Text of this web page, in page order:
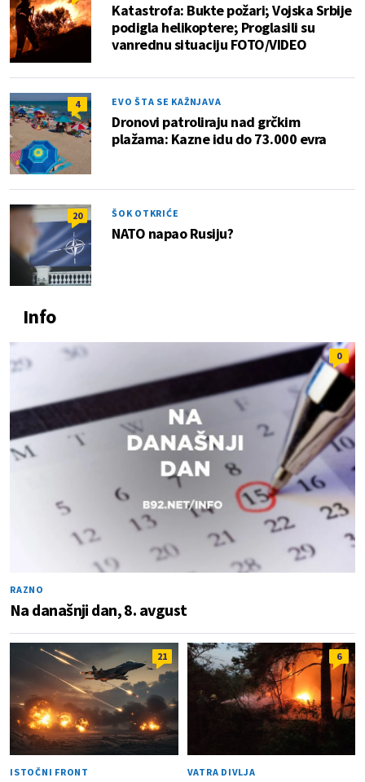
Katastrofa: Bukte požari; Vojska Srbije
podigla helikoptere; Proglasili su
vanrednu situaciju FOTO/VIDEO
4 EVO ŠTA SE KAŽNJAVA
Dronovi patroliraju nad grčkim
plažama: Kazne idu do 73.000 evra
20 ŠOK OTKRIĆE
NATO napao Rusiju?
Info
0
RAZNO
Na današnji dan, 8. avgust
21
ISTOČNI FRONT
6
VATRA DIVLJA